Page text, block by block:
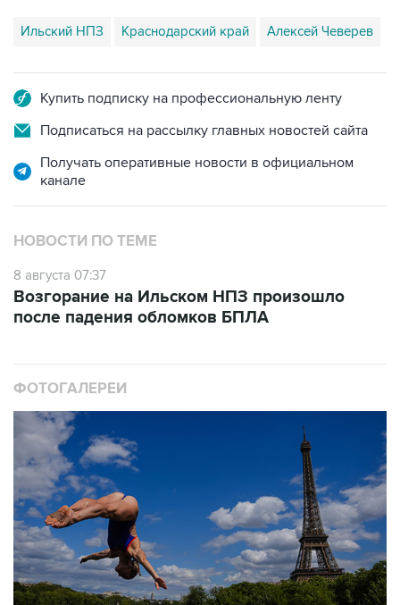
Ильский НПЗ Краснодарский край Алексей Чеверев
Купить подписку на профессиональную ленту
Подписаться на рассылку главных новостей сайта
Получать оперативные новости в официальном
канале
НОВОСТИ ПО ТЕМЕ
8 августа 07:37
Возгорание на Ильском НПЗ произошло
после падения обломков БПЛА
ФОТОГАЛЕРЕИ